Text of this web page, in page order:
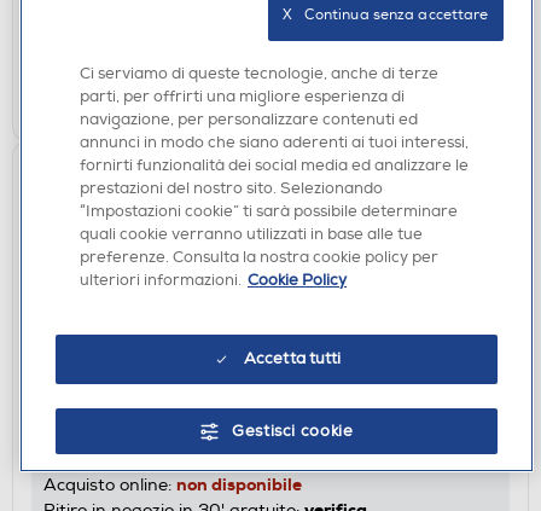
non disponibile
non disponibile
VISUALIZZA
PHILIPS - Micro Cars 71704/32/16
DISPONIBILE SOLO IN NEGOZIO
Acquisto online: non disponibile
Ci serviamo di queste tecnologie, anche di terze
parti, per offrirti una migliore esperienza di
navigazione, per personalizzare contenuti ed
annunci in modo che siano aderenti ai tuoi interessi,
fornirti funzionalità dei social media ed analizzare le
prestazioni del nostro sito. Selezionando
“Impostazioni cookie” ti sarà possibile determinare
quali cookie verranno utilizzati in base alle tue
preferenze. Consulta la nostra cookie policy per
ulteriori informazioni. Cookie Policy
Accetta tutti
Gestisci cookie
X   Continua senza accettare